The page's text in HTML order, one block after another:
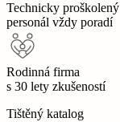
Technicky proškolený
personál vždy poradí
Rodinná firma
s 30 lety zkušeností
Tištěný katalog